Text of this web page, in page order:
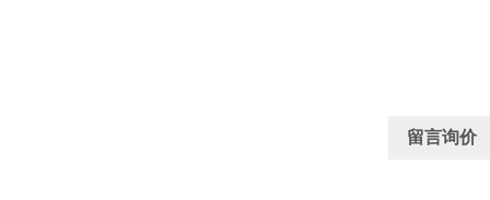
留言询价